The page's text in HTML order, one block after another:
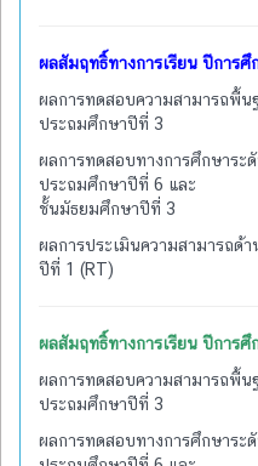
ผลสัมฤทธิ์ทางการเรียน ปีการศึ
ผลการทดสอบความสามารถพื้น
ประถมศึกษาปีที่ 3
ผลการทดสอบทางการศึกษาระ
ประถมศึกษาปีที่ 6 และ
ชั้นมัธยมศึกษาปีที่ 3
ผลการประเมินความสามารถด้
ปีที่ 1 (RT)
ผลสัมฤทธิ์ทางการเรียน ปีการศึ
ผลการทดสอบความสามารถพื้น
ประถมศึกษาปีที่ 3
ผลการทดสอบทางการศึกษาระ